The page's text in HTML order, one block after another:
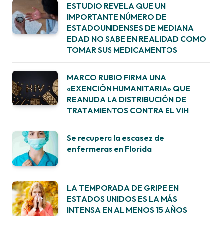
ESTUDIO REVELA QUE UN
IMPORTANTE NÚMERO DE
ESTADOUNIDENSES DE MEDIANA
EDAD NO SABE EN REALIDAD COMO
TOMAR SUS MEDICAMENTOS
MARCO RUBIO FIRMA UNA
«EXENCIÓN HUMANITARIA» QUE
REANUDA LA DISTRIBUCIÓN DE
TRATAMIENTOS CONTRA EL VIH
Se recupera la escasez de
enfermeras en Florida
LA TEMPORADA DE GRIPE EN
ESTADOS UNIDOS ES LA MÁS
INTENSA EN AL MENOS 15 AÑOS